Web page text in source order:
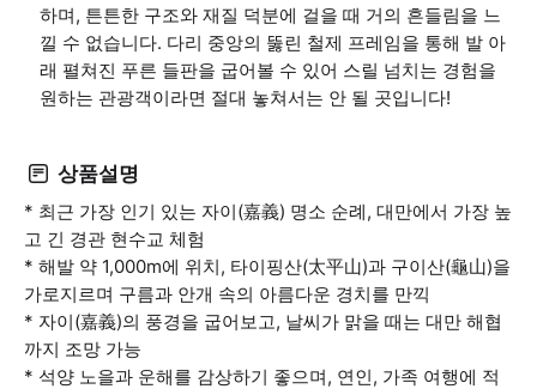
하며, 튼튼한 구조와 재질 덕분에 걸을 때 거의 흔들림을 느
낄 수 없습니다. 다리 중앙의 뚫린 철제 프레임을 통해 발 아
래 펼쳐진 푸른 들판을 굽어볼 수 있어 스릴 넘치는 경험을
원하는 관광객이라면 절대 놓쳐서는 안 될 곳입니다!
상품설명
* 최근 가장 인기 있는 자이(嘉義) 명소 순례, 대만에서 가장 높
고 긴 경관 현수교 체험
* 해발 약 1,000m에 위치, 타이핑산(太平山)과 구이산(龜山)을
가로지르며 구름과 안개 속의 아름다운 경치를 만끽
* 자이(嘉義)의 풍경을 굽어보고, 날씨가 맑을 때는 대만 해협
까지 조망 가능
* 석양 노을과 운해를 감상하기 좋으며, 연인, 가족 여행에 적